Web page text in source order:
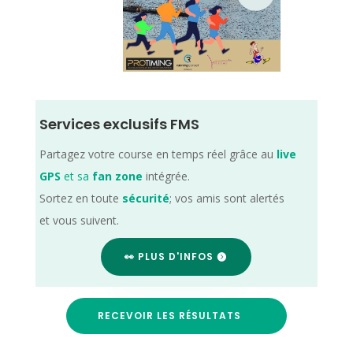
Services exclusifs FMS
Partagez votre course en temps réel grâce au live
GPS et sa fan zone intégrée.
Sortez en toute sécurité; vos amis sont alertés
et vous suivent.
👀 PLUS D'INFOS
RECEVOIR LES RÉSULTATS